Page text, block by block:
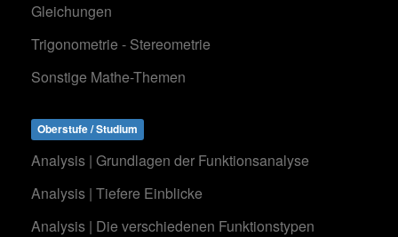
Gleichungen
Trigonometrie - Stereometrie
Sonstige Mathe-Themen
Oberstufe / Studium
Analysis | Grundlagen der Funktionsanalyse
Analysis | Tiefere Einblicke
Analysis | Die verschiedenen Funktionstypen